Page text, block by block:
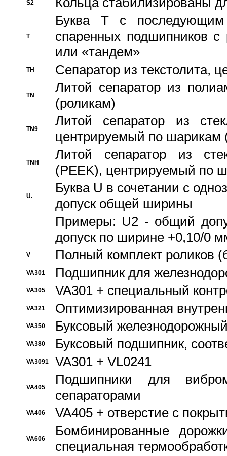
S2
T
Буква T с
спаренных подшипников
или «тандем»
TH Сепаратор из текстолита,
TN
Литой сепаратор из
(роликам)
TN9
Литой сепаратор из
центрируемый по шарикам
TNH
Литой сепаратор из
(PEEK), центрируемый по
U.
Буква U в сочетании с
допуск общей ширины
Примеры: U2 - общий
допуск по ширине +0,10/0
V Полный комплект роликов
VA301 Подшипник для
VA305 VA301 + специальный
VA321 Оптимизированная
VA350 Буксовый
VA380 Буксовый подшипник,
VA3091 VA301 + VL0241
VA405
Подшипники для
сепараторами
VA406 VA405 + отверстие с
VA606
Бомбинированные
специальная